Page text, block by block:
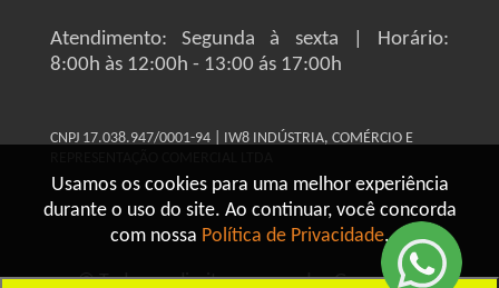
Usamos os cookies para uma melhor experiência
durante o uso do site. Ao continuar, você concorda
com nossa Política de Privacidade.
Atendimento: Segunda à sexta | Horário:
8:00h às 12:00h - 13:00 ás 17:00h
CNPJ 17.038.947/0001-94 | IW8 INDÚSTRIA, COMÉRCIO E
© Todos os direitos reservados Grupo IW8